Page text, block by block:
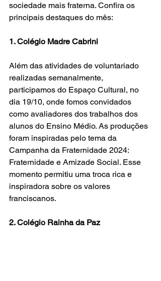
sociedade mais fraterna. Confira os
principais destaques do mês:
1. Colégio Madre Cabrini
Além das atividades de voluntariado
realizadas semanalmente,
participamos do Espaço Cultural, no
dia 19/10, onde fomos convidados
como avaliadores dos trabalhos dos
alunos do Ensino Médio. As produções
foram inspiradas pelo tema da
Campanha da Fraternidade 2024:
Fraternidade e Amizade Social. Esse
momento permitiu uma troca rica e
inspiradora sobre os valores
franciscanos.
2. Colégio Rainha da Paz